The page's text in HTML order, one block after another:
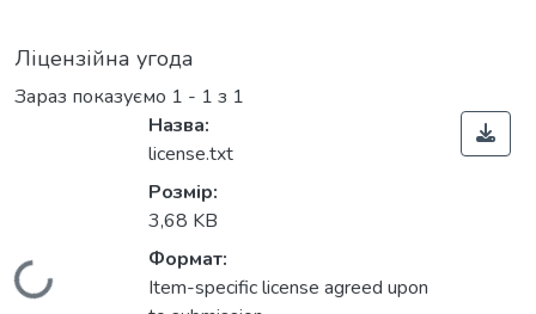
Ліцензійна угода
Зараз показуємо 1 - 1 з 1
Вантажиться...
Назва:
license.txt
Розмір:
3,68 KB
Формат:
Item-specific license agreed upon